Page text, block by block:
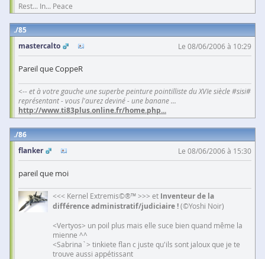
Rest... In... Peace
85
mastercalto
Le 08/06/2006 à 10:29
Pareil que CoppeR
<-- et à votre gauche une superbe peinture pointilliste du XVIe siècle #sisi#
représentant - vous l'aurez deviné - une banane ...
http://www.ti83plus.online.fr/home.php...
86
flanker
Le 08/06/2006 à 15:30
pareil que moi
<<< Kernel Extremis©®™ >>> et Inventeur de la
différence administratif/judiciaire !(©Yoshi Noir)
<Vertyos> un poil plus mais elle suce bien quand même la
mienne ^^
<Sabrina`> tinkiete flan c juste qu'ils sont jaloux que je te
trouve aussi appétissant